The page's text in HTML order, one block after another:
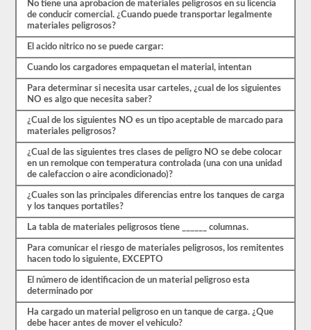
paso
para
obtener
el
respaldo.
También
tendrá
que
tomar
sus
huellas
digitales
aprobar
una
evaluación
amenazas
aprobación
peligrosos
la
TSA
para
ser
aprobado
para
No tiene una aprobacion de materiales peligrosos en su licencia
de conducir comercial. ¿Cuando puede transportar legalmente
materiales peligrosos?
El acido nitrico no se puede cargar:
Cuando los cargadores empaquetan el material, intentan
Para determinar si necesita usar carteles, ¿cual de los siguientes
NO es algo que necesita saber?
¿Cual de los siguientes NO es un tipo aceptable de marcado para
materiales peligrosos?
¿Cual de las siguientes tres clases de peligro NO se debe colocar
en un remolque con temperatura controlada (una con una unidad
de calefaccion o aire acondicionado)?
¿Cuales son las principales diferencias entre los tanques de carga
y los tanques portatiles?
La tabla de materiales peligrosos tiene ______ columnas.
Para comunicar el riesgo de materiales peligrosos, los remitentes
hacen todo lo siguiente, EXCEPTO
El número de identificacion de un material peligroso esta
determinado por
Ha cargado un material peligroso en un tanque de carga. ¿Que
debe hacer antes de mover el vehiculo?